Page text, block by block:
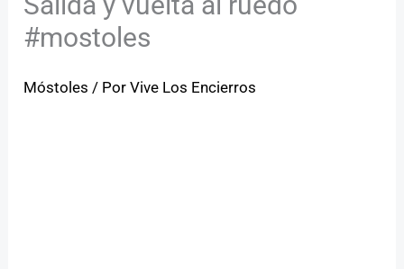
#mostoles
Móstoles / PorVive Los Encierros